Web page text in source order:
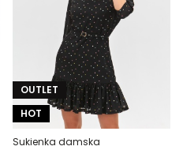
OUTLET
HOT
Sukienka damska